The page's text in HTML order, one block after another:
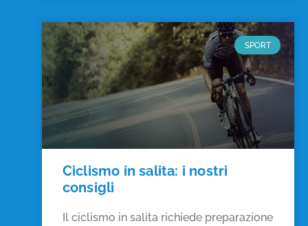
SPORT
Ciclismo in salita: i nostri
consigli
Il ciclismo in salita richiede preparazione